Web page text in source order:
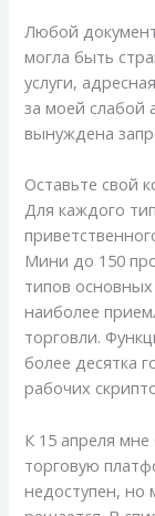
Любой
могла быть
услуги,
за моей слабой
вынуждена
Оставьте свой
Для каждого
Мини до 150
типов
наиболее
торговли.
более десятка
рабочих
К 15 апреля
торговую
недоступен, но